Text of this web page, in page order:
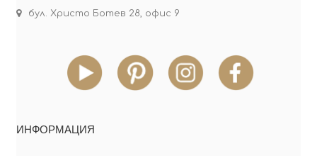
бул. Христо Ботев 28, офис 9
ИНФОРМАЦИЯ